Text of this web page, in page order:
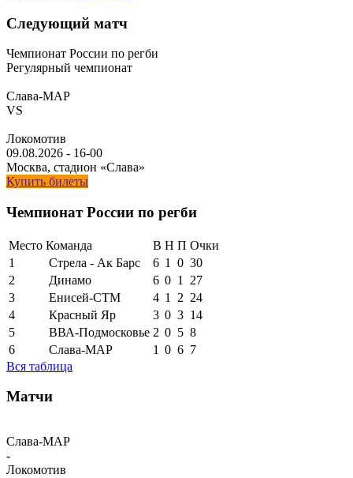
Следующий матч
Чемпионат России по регби
Регулярный чемпионат
Слава-МАР
VS
Локомотив
09.08.2026 - 16-00
Москва, стадион «Слава»
Купить билеты
Чемпионат России по регби
Место Команда В Н П Очки
1
Стрела - Ак Барс 6 1 0 30
2
Динамо 6 0 1
27
3
Енисей-СТМ 4 1 2 24
4
Красный Яр 3 0 3 14
5
ВВА-Подмосковье 2 0 5 8
6
Слава-МАР 1 0 6 7
Вся таблица
Матчи
Слава-МАР
-
Локомотив